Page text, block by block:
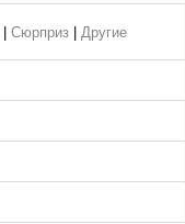
Сюрприз
Другие